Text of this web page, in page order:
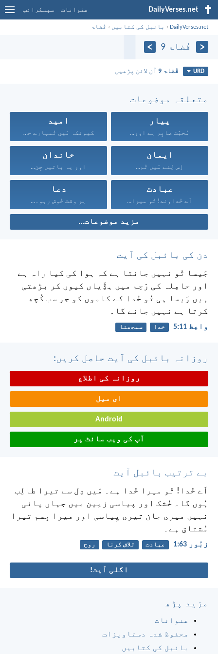
DailyVerses.net عنوانات سبسکرائب
DailyVerses.net
› بائبل کی کتابیں › قُضاۃ
قُضاۃ 9
URD قُضاۃ 9 آن لائن پڑھیں
متعلقہ موضوعات
پیار
مُحبّت صابِر ہے اور...
امید
کیونکہ مَیں تُمہارے حق...
ایمان
اِس لِئے مَیں تُم...
خاندان
اور یہ باتیں جِن...
عبادت
اَے خُداوند! تُو میرا...
دعا
ہر وقت خُوش رہو۔...
مزید موضوعات...
دن کی بائبل کی آیت
جَیسا تُو نہیں جانتا ہے کہ ہوا کی کیا راہ ہے
اور حامِلہ کی رَحِم میں ہڈِّیاں کیوں کر بڑھتی
ہیں وَیسا ہی تُو خُدا کے کاموں کو جو سب کُچھ
کرتا ہے نہیں جانے گا۔
واعِظ 11:‏5 خدا سمجھنا
روزانہ بائبل کی آیت حاصل کریں:
روزانہ کی اطلاع
ای میل
Android
آپ کی ویب سائٹ پر
بے ترتیب بائبل آیت
اَے خُدا! تُو میرا خُدا ہے۔ مَیں دِل سے تیرا طالِب
ہُوں گا۔ خُشک اور پیاسی زمِین میں جہاں پانی
نہیں میری جان تیری پِیاسی اور میرا جِسم تیرا
مُشتاق ہے۔
زبُور 63:‏1 عبادت تلاش کرنا روح
اگلی آیت!
مزید پڑھ
عنوانات
محفوظ شدہ دستاویزات
بائبل کی کتابیں